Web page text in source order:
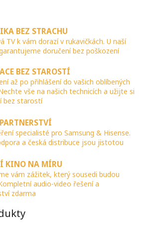
BEZ STRACHU
TV k vám dorazí v rukavičkách. U naší
doručení bez poškození
BEZ STAROSTÍ
až po přihlášení do vašich oblíbených
vše na našich technicích a užijte si
bez starostí
specialisté pro Samsung & Hisense.
a česká distribuce jsou jistotou
KINO NA MÍRU
vám zážitek, který sousedi budou
audio-video řešení a
zdarma